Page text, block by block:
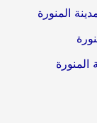
المنورة
المنورة